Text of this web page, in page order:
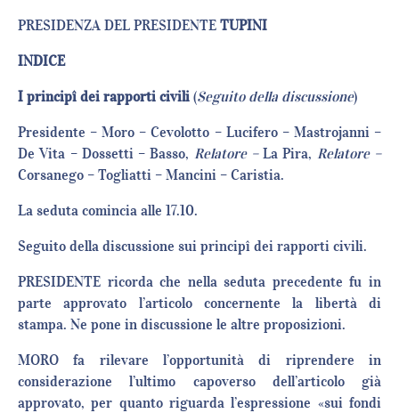
PRESIDENZA DEL PRESIDENTE TUPINI
INDICE
I principî dei rapporti civili (Seguito della discussione)
Presidente – Moro – Cevolotto – Lucifero – Mastrojanni –
De Vita – Dossetti – Basso, Relatore –La Pira, Relatore –
Corsanego – Togliatti – Mancini – Caristia.
La seduta comincia alle 17.10.
Seguito della discussione sui principî dei rapporti civili.
PRESIDENTE ricorda che nella seduta precedente fu in
parte approvato l’articolo concernente la libertà di
stampa. Ne pone in discussione le altre proposizioni.
MORO fa rilevare l’opportunità di riprendere in
considerazione l’ultimo capoverso dell’articolo già
approvato, per quanto riguarda l’espressione «sui fondi